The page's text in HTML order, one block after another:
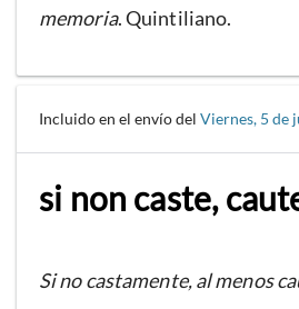
memoria. Quintiliano.
Incluido en el envío del Viernes, 5 de
si non caste,
Si no castamente, al menos